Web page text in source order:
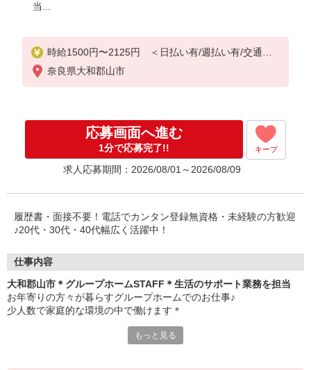
当...
時給1500円〜2125円 ＜日払い有/週払い有/交通費
全支給(ガソリン代含む)＞
奈良県大和郡山市
応募画面へ進む
1分で応募完了!! キープ
求人応募期間：2026/08/01～2026/08/09
履歴書・面接不要！電話でカンタン登録無資格・未経験の方歓迎
♪20代・30代・40代幅広く活躍中！
仕事内容
大和郡山市＊グループホームSTAFF＊生活のサポート業務を担当
お年寄りの方々が暮らすグループホームでのお仕事♪
少人数で家庭的な環境の中で働けます＊
もっと見る